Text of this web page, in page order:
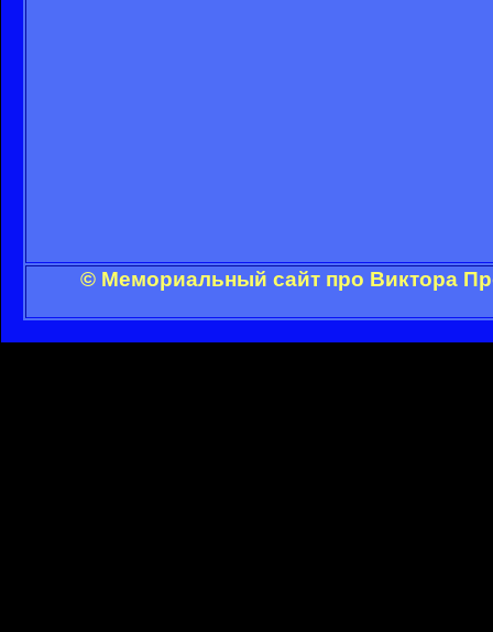
© Мемориальный сайт про Виктора